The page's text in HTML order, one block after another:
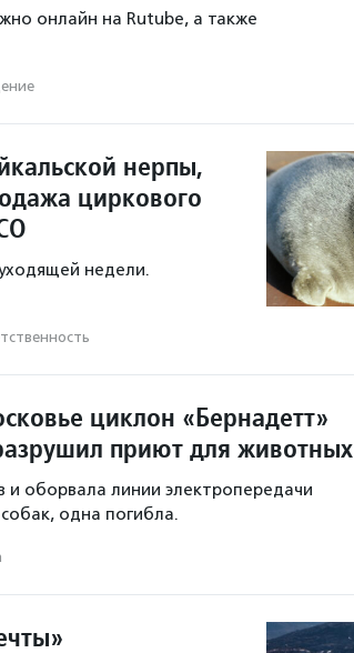
онлайн на Rutube, а также
нерпы,
циркового
недели.
циклон «Бернадетт»
приют для животных
и оборвала линии электропередачи
одна погибла.